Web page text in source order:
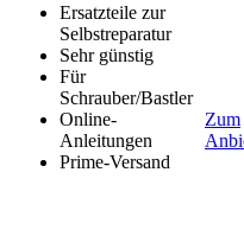
Ersatzteile zur
Selbstreparatur
Sehr günstig
Für
Schrauber/Bastler
Online-
Anleitungen
Prime-Versand
Zum